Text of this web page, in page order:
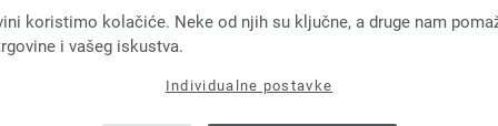
SHIPPING TO
koristimo kolačiće. Neke od njih su ključne, a druge nam
i vašeg iskustva.
Individualne postavke
MILLE II
Merino, 50 % Akril
FELTRO